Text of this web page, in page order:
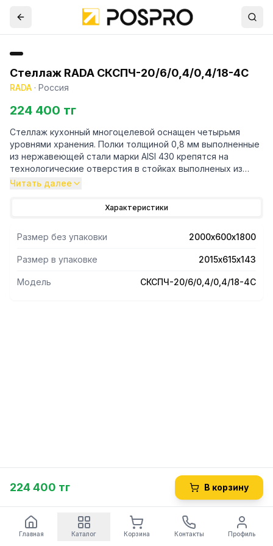
Стеллаж RADA СКСПЧ-20/6/0,4/0,4/18-4С
RADA · Россия
224 400 тг
Стеллаж кухонный многоцелевой оснащен четырьмя
уровнями хранения. Полки толщиной 0,8 мм выполненные
из нержавеющей стали марки AISI 430 крепятся на
технологические отверстия в стойках выполненых из
трубы профильной 40х40 марки AISI 430 и толщиной 1,2
разорбраном виде. Вариант поставки 4 полки и
комплекта 64 кг. Габариты упаковки полок 2015х615х143
мм.
Читать далее
Характеристики
Размер без упаковки 2000х600х1800
Размер в упаковке 2015х615х143
Модель СКСПЧ-20/6/0,4/0,4/18-4С
224 400 тг В корзину
Главная Каталог Корзина Контакты Профиль